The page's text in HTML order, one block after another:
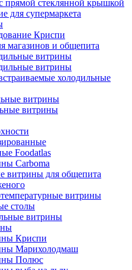
прямой стеклянной крышкой
для супермаркета
Криспи
магазинов и общепита
витрины
витрины
холодильные
витрины
витрины
Foodatlas
Carboma
витрины для общепита
витрины
столы
витрины
Криспи
Марихолодмаш
Полюс